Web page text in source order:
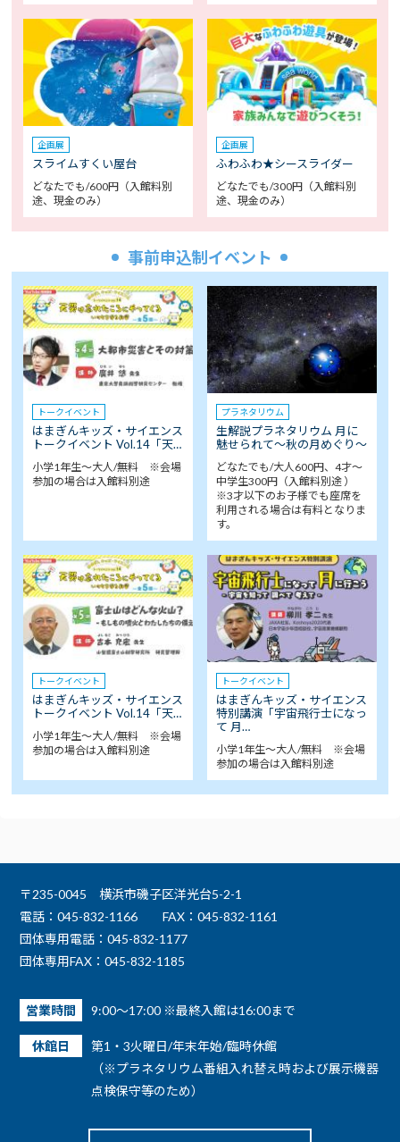
企画展
スライムすくい屋台
どなたでも/600円（入館料別
途、現金のみ）
企画展
ふわふわ★シースライダー
どなたでも/300円（入館料別
途、現金のみ）
事前申込制イベント
トークイベント
はまぎんキッズ・サイエンス
トークイベント Vol.14「天…
小学1年生～大人/無料 ※会場
参加の場合は入館料別途
プラネタリウム
生解説プラネタリウム 月に
魅せられて～秋の月めぐり～
どなたでも/大人600円、4才～
中学生300円（入館料別途 ）
※3才以下のお子様でも座席を
利用される場合は有料となりま
す。
トークイベント
はまぎんキッズ・サイエンス
トークイベント Vol.14「天…
小学1年生～大人/無料 ※会場
参加の場合は入館料別途
トークイベント
はまぎんキッズ・サイエンス
特別講演「宇宙飛行士になっ
て 月…
小学1年生～大人/無料 ※会場
参加の場合は入館料別途
〒235-0045 横浜市磯子区洋光台5-2-1
電話：045-832-1166
FAX：045-832-1161
団体専用電話：045-832-1177
団体専用FAX：045-832-1185
営業時間 9:00～17:00 ※最終入館は16:00まで
休館日
第1・3火曜日/年末年始/臨時休館
（※プラネタリウム番組入れ替え時および展示機器
点検保守等のため）